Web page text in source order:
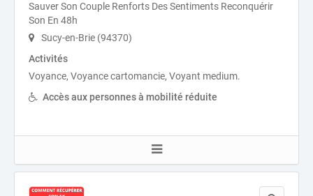
Sauver Son Couple Renforts Des Sentiments Reconquérir
Son En 48h
Sucy-en-Brie (94370)
Activités
Voyance, Voyance cartomancie, Voyant medium.
Accès aux personnes à mobilité réduite